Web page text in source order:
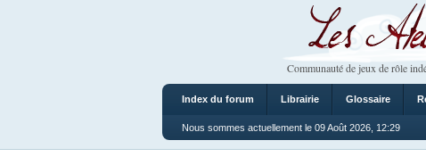
Les Ateliers
Communauté de jeux de rôle
Index du forum Librairie Glossaire
Nous sommes actuellement le 09 Août 2026, 12:29